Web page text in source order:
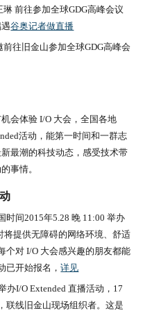
前往参加全球GDG高峰会议
遇谷奥记者做直播
往旧金山参加全球GDG高峰会
会体验 I/O 大会，全国各地
活动，能第一时间和一群志
最潮的科技动态，感受技术带
事情。
时间2015年5.28 晚 11:00 举办
将提供无障碍的网络环境、舒适
个对 I/O 大会感兴趣的朋友都能
已开始报名，详见
办I/O Extended 直播活动，17
联线旧金山现场组织者。这是